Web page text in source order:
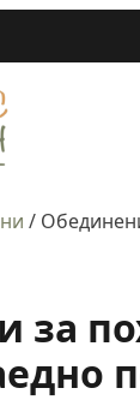
/
за